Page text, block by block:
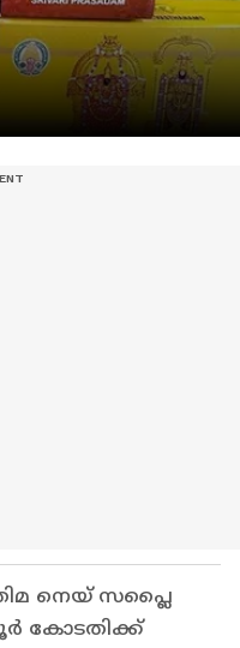
നെയ് സപ്ലൈ
കോടതിക്ക്